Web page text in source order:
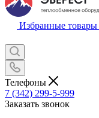
Избранные товары
Телефоны
7 (342) 299-5-999
Заказать звонок